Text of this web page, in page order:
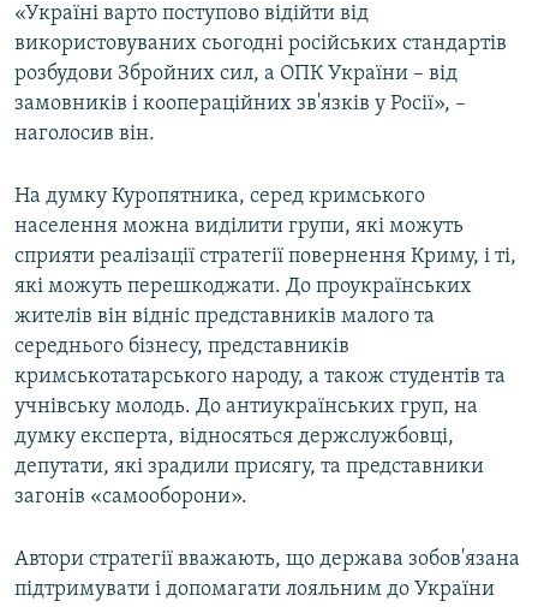
«Україні варто поступово відійти від
використовуваних сьогодні російських стандартів
розбудови Збройних сил, а ОПК України – від
замовників і коопераційних зв'язків у Росії», –
наголосив він.
На думку Куропятника, серед кримського
населення можна виділити групи, які можуть
сприяти реалізації стратегії повернення Криму, і ті,
які можуть перешкоджати. До проукраїнських
жителів він відніс представників малого та
середнього бізнесу, представників
кримськотатарського народу, а також студентів та
учнівську молодь. До антиукраїнських груп, на
думку експерта, відносяться держслужбовці,
депутати, які зрадили присягу, та представники
загонів «самооборони».
Автори стратегії вважають, що держава зобов'язана
підтримувати і допомагати лояльним до України